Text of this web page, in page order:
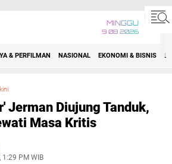
MINGGU
9 08 2026
& PERFILMAN NASIONAL EKONOMI & BISNIS
Jerman Diujung Tanduk,
Masa Kritis
1:29 PM WIB